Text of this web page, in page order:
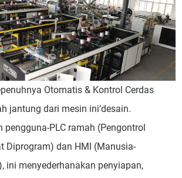
Otomatis & Kontrol Cerdas
jantung dari mesin ini’desain.
pengguna-PLC ramah (Pengontrol
Diprogram) dan HMI (Manusia-
ini menyederhanakan penyiapan,